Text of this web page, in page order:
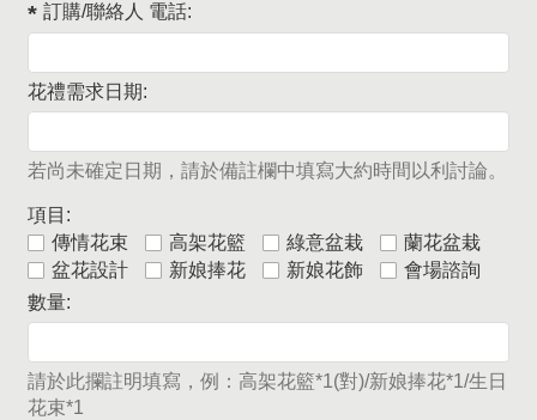
訂購/聯絡人 電話:
花禮需求日期:
若尚未確定日期，請於備註欄中填寫大約時間以利討論。
項目:
傳情花束
高架花籃 綠意盆栽
蘭花盆栽
盆花設計
新娘捧花 新娘花飾
會場諮詢
數量:
請於此攔註明填寫，例：高架花籃*1(對)/新娘捧花*1/生日
花束*1